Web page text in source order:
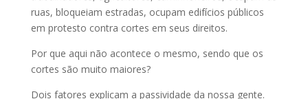
ruas, bloqueiam estradas, ocupam edifícios públicos
em protesto contra cortes em seus direitos.
Por que aqui não acontece o mesmo, sendo que os
cortes são muito maiores?
Dois fatores explicam a passividade da nossa gente.